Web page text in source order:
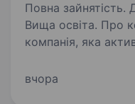
Повна зайнятість.
Вища освіта. Про компанію Ми — аграрна
компанія, яка
процеси.
вчора